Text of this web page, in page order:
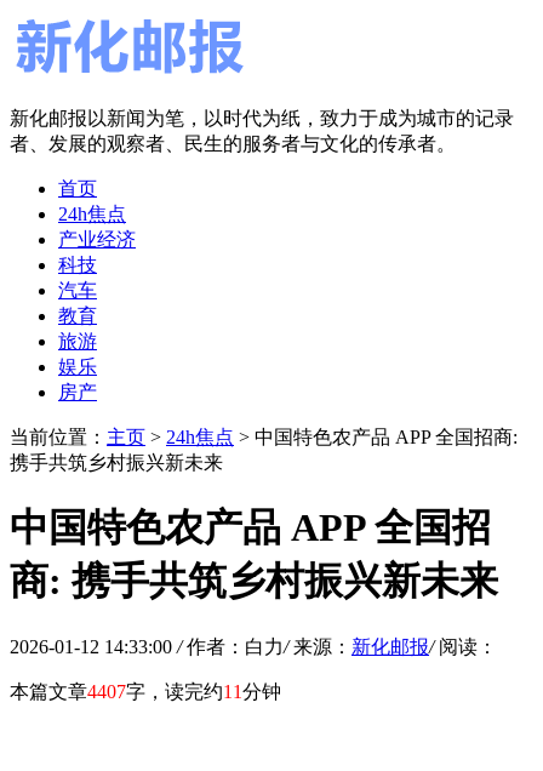
新化邮报以新闻为笔，以时代为纸，致力于成为城市的记录
者、发展的观察者、民生的服务者与文化的传承者。
首页
24h焦点
产业经济
科技
汽车
教育
旅游
娱乐
房产
当前位置： 主页 > 24h焦点 > 中国特色农产品 APP 全国招商:
携手共筑乡村振兴新未来
中国特色农产品 APP 全国招
商: 携手共筑乡村振兴新未来
2026-01-12 14:33:00 / 作者：白力/ 来源： 新化邮报/ 阅读：
本篇文章4407字，读完约11分钟